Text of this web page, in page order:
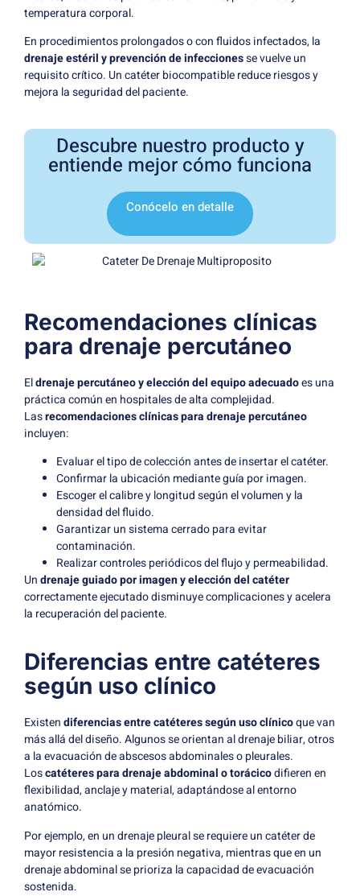
temperatura corporal.
En procedimientos prolongados o con fluidos infectados, la
drenaje estéril y prevención de infeccionesse vuelve un
requisito crítico. Un catéter biocompatible reduce riesgos y
mejora la seguridad del paciente.
Descubre nuestro producto y
entiende mejor cómo funciona
Conócelo en detalle
Recomendaciones clínicas
para drenaje percutáneo
Eldrenaje percutáneo y elección del equipo adecuadoes una
práctica común en hospitales de alta complejidad.
Lasrecomendaciones clínicas para drenaje percutáneo
incluyen:
Evaluar el tipo de colección antes de insertar el catéter.
Confirmar la ubicación mediante guía por imagen.
Escoger el calibre y longitud según el volumen y la
densidad del fluido.
Garantizar un sistema cerrado para evitar
contaminación.
Realizar controles periódicos del flujo y permeabilidad.
Undrenaje guiado por imagen y elección del catéter
correctamente ejecutado disminuye complicaciones y acelera
la recuperación del paciente.
Diferencias entre catéteres
según uso clínico
Existendiferencias entre catéteres según uso clínicoque van
más allá del diseño. Algunos se orientan al drenaje biliar, otros
a la evacuación de abscesos abdominales o pleurales.
Loscatéteres para drenaje abdominal o torácicodifieren en
flexibilidad, anclaje y material, adaptándose al entorno
anatómico.
Por ejemplo, en un drenaje pleural se requiere un catéter de
mayor resistencia a la presión negativa, mientras que en un
drenaje abdominal se prioriza la capacidad de evacuación
sostenida.